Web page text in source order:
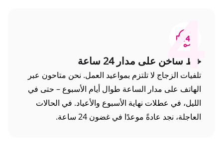
4
خط ساخن على مدار 24 ساعة
تلفيات الزجاج لا تلتزم بمواعيد العمل. نحن متاحون عبر
الهاتف على مدار الساعة طوال أيام الأسبوع – حتى في
الليل، في عطلات نهاية الأسبوع والأعياد. في الحالات
العاجلة، نجد عادةً موعدًا في غضون 24 ساعة.